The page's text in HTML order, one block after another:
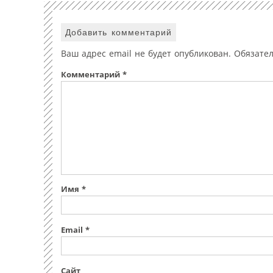
Добавить комментарий
Ваш адрес email не будет опубликован.
Комментарий *
Имя *
Email *
Сайт